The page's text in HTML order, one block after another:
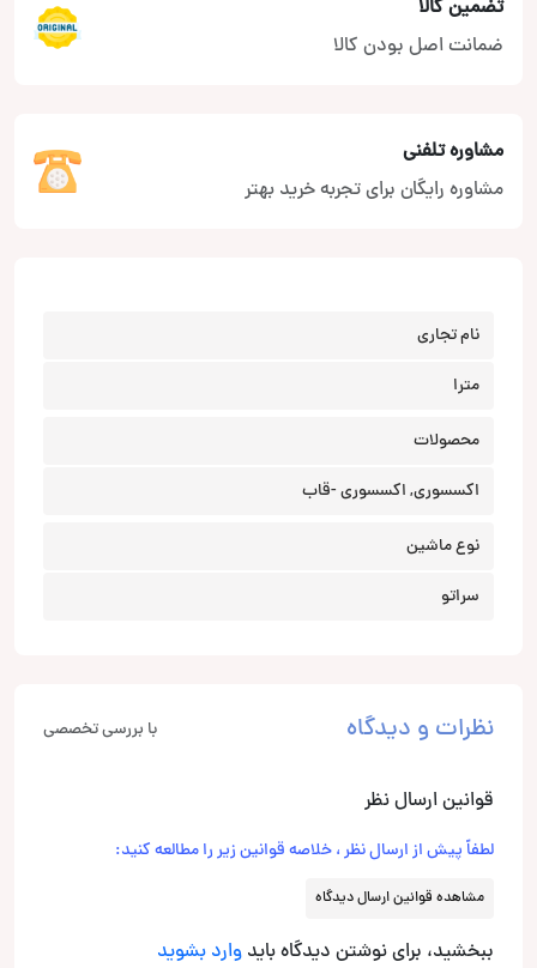
تضمین کالا
ضمانت اصل بودن کالا
مشاوره تلفنی
مشاوره رایگان برای تجربه خرید بهتر
نام تجاری
مترا
محصولات
اکسسوری, اکسسوری -قاب
نوع ماشین
سراتو
نظرات و دیدگاه با بررسی تخصصی
قوانین ارسال نظر
لطفاً پیش از ارسال نظر ، خلاصه قوانین زیر را مطالعه کنید:
مشاهده قوانین ارسال دیدگاه
ببخشید، برای نوشتن دیدگاه باید وارد بشوید